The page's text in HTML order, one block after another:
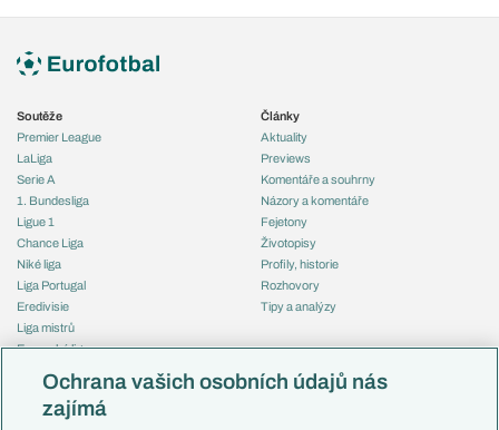
Soutěže
Premier League
LaLiga
Serie A
1. Bundesliga
Ligue 1
Chance Liga
Niké liga
Liga Portugal
Eredivisie
Liga mistrů
Evropská liga
Mistrovství světa
Liga národů
Články
Aktuality
Previews
Komentáře a souhrny
Názory a komentáře
Fejetony
Životopisy
Profily, historie
Rozhovory
Tipy a analýzy
Česko
Ochrana vašich osobních údajů nás
zajímá